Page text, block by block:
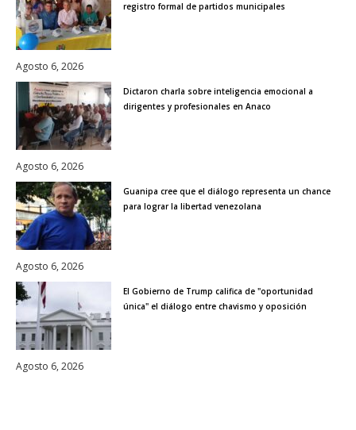
registro formal de partidos municipales
Agosto 6, 2026
Dictaron charla sobre inteligencia emocional a
dirigentes y profesionales en Anaco
Agosto 6, 2026
Guanipa cree que el diálogo representa un chance
para lograr la libertad venezolana
Agosto 6, 2026
El Gobierno de Trump califica de "oportunidad
única" el diálogo entre chavismo y oposición
Agosto 6, 2026